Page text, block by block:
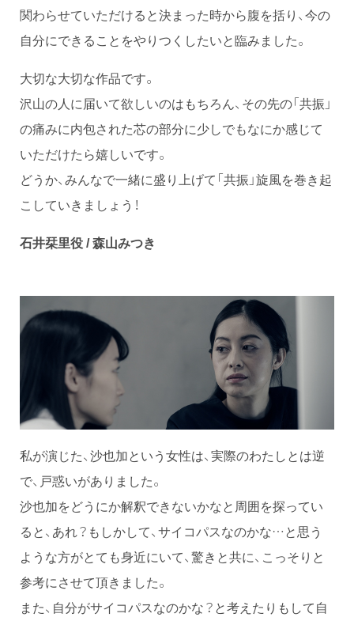
関わらせていただけると決まった時から腹を括り、今の
自分にできることをやりつくしたいと臨みました。
大切な大切な作品です。
沢山の人に届いて欲しいのはもちろん、その先の「共振」
の痛みに内包された芯の部分に少しでもなにか感じて
いただけたら嬉しいです。
どうか、みんなで一緒に盛り上げて「共振」旋風を巻き起
こしていきましょう！
石井栞里役 / 森山みつき
私が演じた、沙也加という女性は、実際のわたしとは逆
で、戸惑いがありました。
沙也加をどうにか解釈できないかなと周囲を探ってい
ると、あれ？もしかして、サイコパスなのかな…と思う
ような方がとても身近にいて、驚きと共に、こっそりと
参考にさせて頂きました。
また、自分がサイコパスなのかな？と考えたりもして自